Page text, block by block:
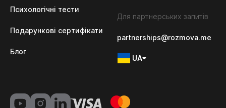
Психологічні тести
Подарункові сертифікати
Блог
Для партнерських запитів
partnerships@rozmova.me
UA